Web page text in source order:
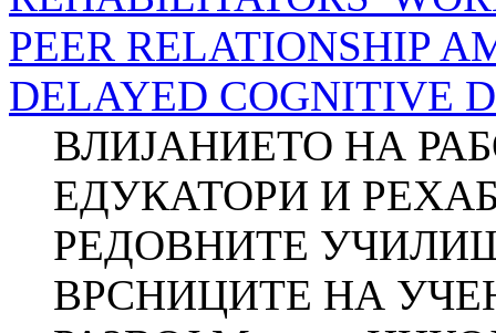
PEER RELATIONSHIP
DELAYED COGNITIVE
ВЛИЈАНИЕТО НА
ЕДУКАТОРИ И
РЕДОВНИТЕ
ВРСНИЦИТЕ НА